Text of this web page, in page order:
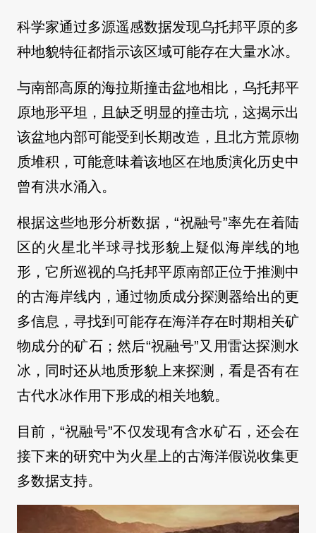
科学家通过多源遥感数据发现乌托邦平原的多
种地貌特征都指示该区域可能存在大量水冰。
与南部高原的海拉斯撞击盆地相比，乌托邦平
原地形平坦，且缺乏明显的撞击坑，这揭示出
该盆地内部可能受到长期改造，且北方荒原物
质堆积，可能意味着该地区在地质演化历史中
曾有洪水涌入。
根据这些地形分析数据，“祝融号”率先在着陆
区的火星北半球寻找形貌上疑似海岸线的地
形，它所巡视的乌托邦平原南部正位于推测中
的古海岸线内，通过物质成分探测器给出的更
多信息，寻找到可能存在海洋存在时期相关矿
物成分的矿石；然后“祝融号”又用雷达探测水
冰，同时还从地质形貌上来探测，看是否有在
古代水冰作用下形成的相关地貌。
目前，“祝融号”不仅发现有含水矿石，还会在
接下来的研究中为火星上的古海洋假说收集更
多数据支持。